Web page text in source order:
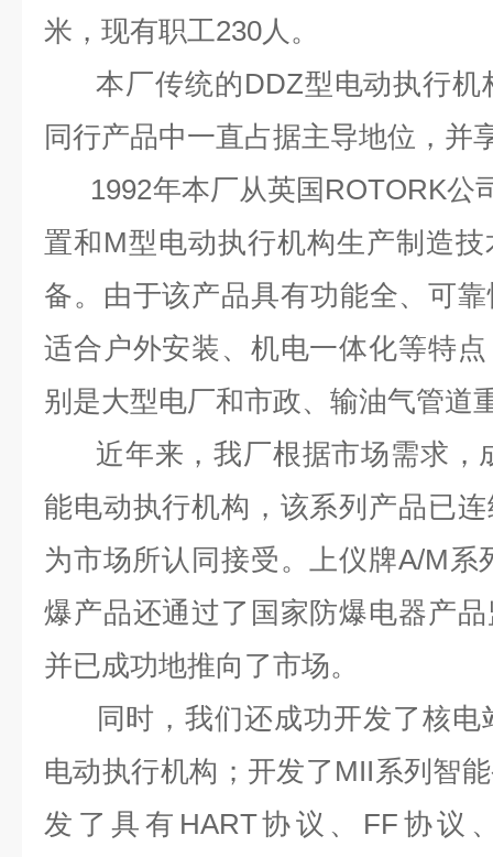
米，现有职工230人。
本厂传统的DDZ型电动执行机
同行产品中一直占据主导地位，并
1992年本厂从英国ROTORK公
置和M型电动执行机构生产制造
备。由于该产品具有功能全、可
适合户外安装、机电一体化等特
别是大型电厂和市政、输油气管道
近年来，我厂根据市场需求，
能电动执行机构，该系列产品已
为市场所认同接受。上仪牌A/M系
爆产品还通过了国家防爆电器产
并已成功地推向了市场。
同时，我们还成功开发了核电
电动执行机构；开发了MII系列智
发了具有HART协议、FF协议